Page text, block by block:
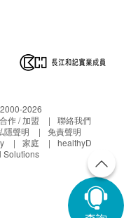
2026
作 / 加盟
聯絡我們
隱聲明
免責聲明
家庭
healthyD
Solutions